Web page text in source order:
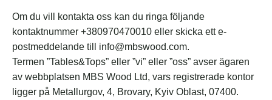
Om du vill kontakta oss kan du ringa följande
kontaktnummer +380970470010 eller skicka ett e-
postmeddelande till info@mbswood.com.
Termen ”Tables&Tops” eller ”vi” eller ”oss” avser ägaren
av webbplatsen MBS Wood Ltd, vars registrerade kontor
ligger på Metallurgov, 4, Brovary, Kyiv Oblast, 07400.